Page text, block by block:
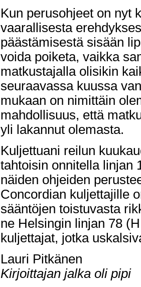
Kun perusohjeet on nyt
vaarallisesta
päästämisestä sisään
voida poiketa, vaikka
matkustajalla olisikin
seuraavassa kuussa
mukaan on nimittäin
mahdollisuus, että
yli lakannut olemasta.
Kuljettuani reilun
tahtoisin onnitella linjan
näiden ohjeiden
Concordian kuljettajille
sääntöjen toistuvasta
ne Helsingin linjan 78
kuljettajat, jotka
Lauri Pitkänen
Kirjoittajan jalka oli pipi